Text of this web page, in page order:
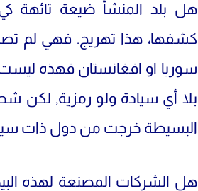
هل بلد المنشأ ضيعة تائهة
كشفها، هذا تهريج. فهي لم
سوريا او افغانستان فهذه
بلا أي سيادة ولو رمزية, لكن
البسيطة خرجت من دول ذات
هل الشركات المصنعة لهذه